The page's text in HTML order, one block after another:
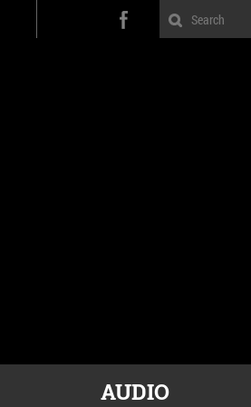
AUDIO